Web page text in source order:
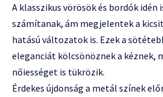
A klasszikus vörösök és bordók
számítanak, ám megjelentek a
hatású változatok is. Ezek a
eleganciát kölcsönöznek a kéznek,
nőiességet is tükrözik.
Érdekes újdonság a metál színek